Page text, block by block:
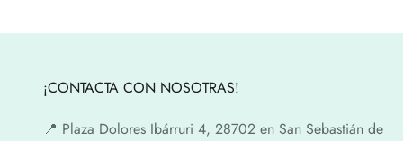
¡CONTACTA CON NOSOTRAS!
📍​ Plaza Dolores Ibárruri 4, 28702 en San Sebastián de